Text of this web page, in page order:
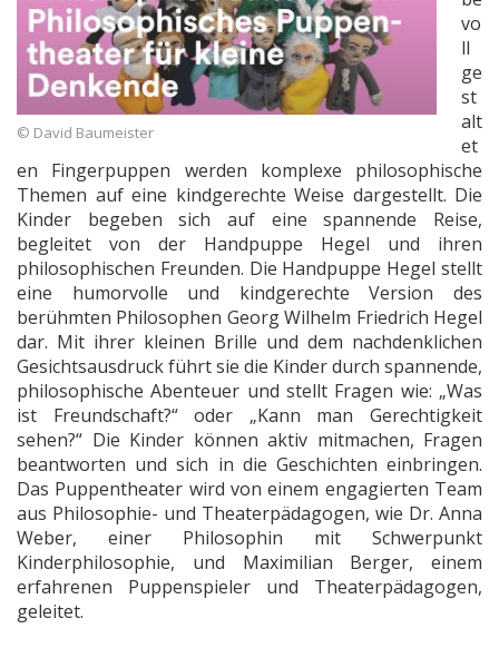
© David Baumeister
vo
ll
ge
st
alt
et
en Fingerpuppen werden komplexe philosophische
Themen auf eine kindgerechte Weise dargestellt. Die
Kinder begeben sich auf eine spannende Reise,
begleitet von der Handpuppe Hegel und ihren
philosophischen Freunden. Die Handpuppe Hegel stellt
eine humorvolle und kindgerechte Version des
berühmten Philosophen Georg Wilhelm Friedrich Hegel
dar. Mit ihrer kleinen Brille und dem nachdenklichen
Gesichtsausdruck führt sie die Kinder durch spannende,
philosophische Abenteuer und stellt Fragen wie: „Was
ist Freundschaft?“ oder „Kann man Gerechtigkeit
sehen?“ Die Kinder können aktiv mitmachen, Fragen
beantworten und sich in die Geschichten einbringen.
Das Puppentheater wird von einem engagierten Team
aus Philosophie- und Theaterpädagogen, wie Dr. Anna
Weber, einer Philosophin mit Schwerpunkt
Kinderphilosophie, und Maximilian Berger, einem
erfahrenen Puppenspieler und Theaterpädagogen,
geleitet.